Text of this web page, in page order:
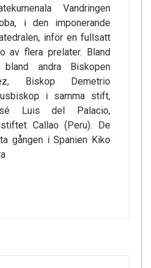
Vandringen
i den imponerande
inför en fullsatt
av flera prelater. Bland
bland andra Biskopen
Biskop Demetrio
i samma stift,
Luis del Palacio,
Callao (Peru). De
gången i Spanien Kiko